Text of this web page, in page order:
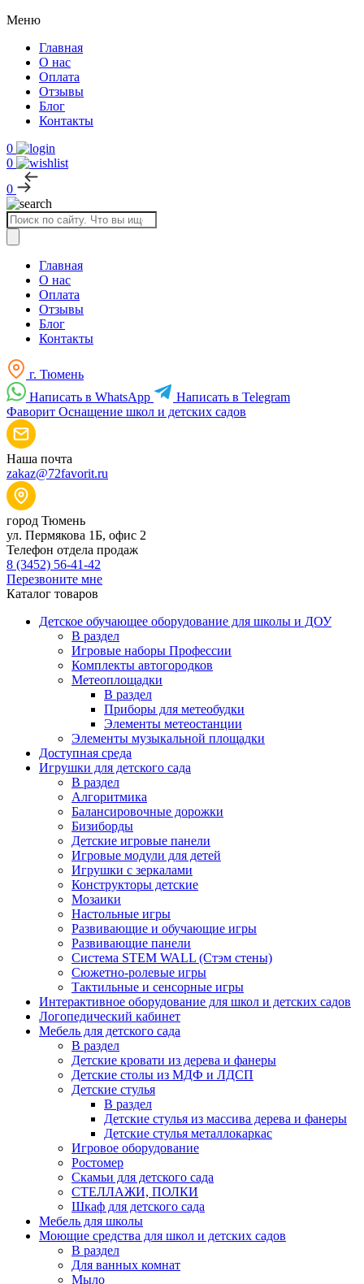
Меню
Главная
О нас
Оплата
Отзывы
Блог
Контакты
0
0
0
Поиск
товаров
Главная
О нас
Оплата
Отзывы
Блог
Контакты
г. Тюмень
Написать в WhatsApp
Написать в Telegram
Фаворит Оснащение школ и детских садов
Наша почта
zakaz@72favorit.ru
город Тюмень
ул. Пермякова 1Б, офис 2
Телефон отдела продаж
8 (3452) 56-41-42
Перезвоните мне
Каталог товаров
Детское обучающее оборудование для школы и ДОУ
В раздел
Игровые наборы Профессии
Комплекты автогородков
Метеоплощадки
В раздел
Приборы для метеобудки
Элементы метеостанции
Элементы музыкальной площадки
Доступная среда
Игрушки для детского сада
В раздел
Алгоритмика
Балансировочные дорожки
Бизиборды
Детские игровые панели
Игровые модули для детей
Игрушки с зеркалами
Конструкторы детские
Мозаики
Настольные игры
Развивающие и обучающие игры
Развивающие панели
Система STEM WALL (Cтэм стены)
Сюжетно-ролевые игры
Тактильные и сенсорные игры
Интерактивное оборудование для школ и детских садов
Логопедический кабинет
Мебель для детского сада
В раздел
Детские кровати из дерева и фанеры
Детские столы из МДФ и ЛДСП
Детские стулья
В раздел
Детские стулья из массива дерева и фанеры
Детские стулья металлокаркас
Игровое оборудование
Ростомер
Скамьи для детского сада
СТЕЛЛАЖИ, ПОЛКИ
Шкаф для детского сада
Мебель для школы
Моющие средства для школ и детских садов
В раздел
Для ванных комнат
Мыло